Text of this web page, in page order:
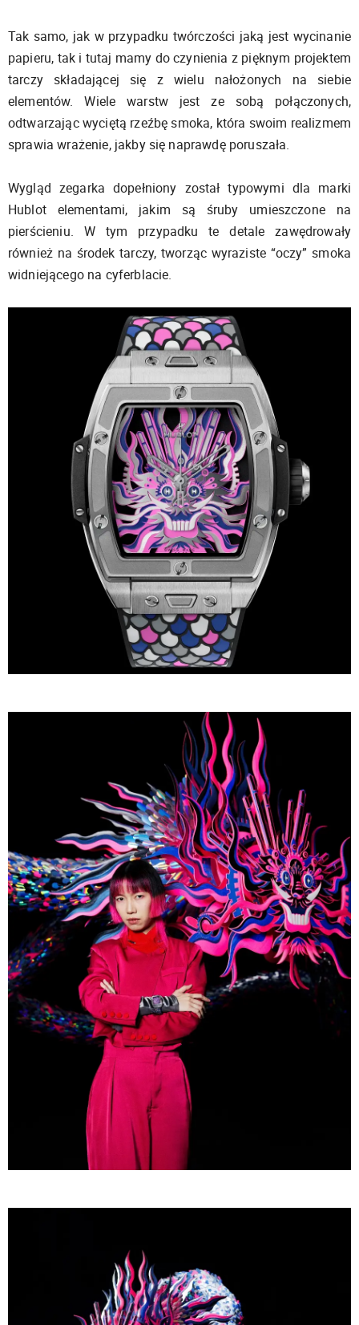
Tak samo, jak w przypadku twórczości jaką jest wycinanie
papieru, tak i tutaj mamy do czynienia z pięknym projektem
tarczy składającej się z wielu nałożonych na siebie
elementów. Wiele warstw jest ze sobą połączonych,
odtwarzając wyciętą rzeźbę smoka, która swoim realizmem
sprawia wrażenie, jakby się naprawdę poruszała.
Wygląd zegarka dopełniony został typowymi dla marki
Hublot elementami, jakim są śruby umieszczone na
pierścieniu. W tym przypadku te detale zawędrowały
również na środek tarczy, tworząc wyraziste “oczy” smoka
widniejącego na cyferblacie.